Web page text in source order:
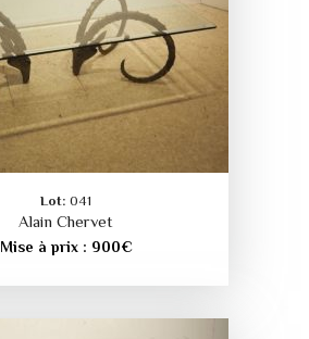
Lot: 041
Alain Chervet
Mise à prix : 900€